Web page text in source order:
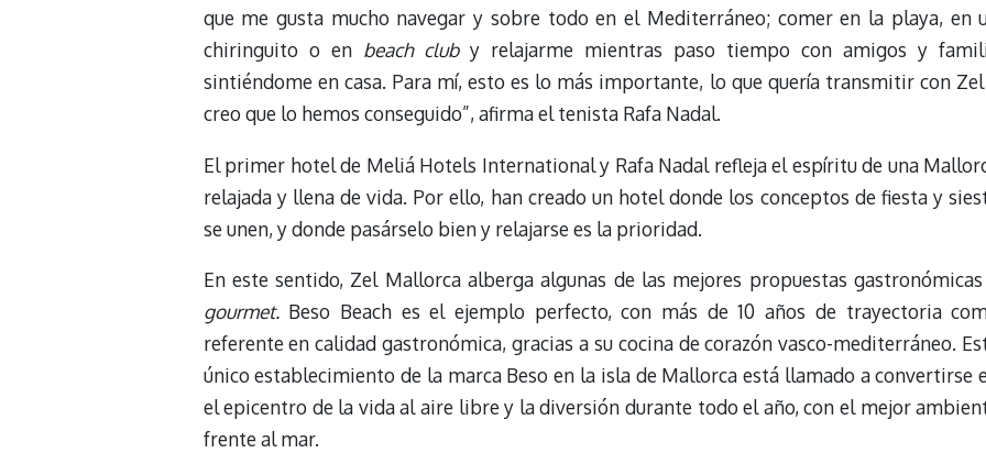
que me gusta mucho navegar y sobre todo en el Mediterráneo; comer en la playa, en
chiringuito o en beach club y relajarme mientras paso tiempo con amigos y
sintiéndome en casa. Para mí, esto es lo más importante, lo que quería transmitir con
creo que lo hemos conseguido”, afirma el tenista Rafa Nadal.
El primer hotel de Meliá Hotels International y Rafa Nadal refleja el espíritu de una
relajada y llena de vida. Por ello, han creado un hotel donde los conceptos de fiesta y
se unen, y donde pasárselo bien y relajarse es la prioridad.
En este sentido, Zel Mallorca alberga algunas de las mejores propuestas
gourmet. Beso Beach es el ejemplo perfecto, con más de 10 años de trayectoria
referente en calidad gastronómica, gracias a su cocina de corazón vasco-mediterráneo.
único establecimiento de la marca Beso en la isla de Mallorca está llamado a convertirse
el epicentro de la vida al aire libre y la diversión durante todo el año, con el mejor
frente al mar.